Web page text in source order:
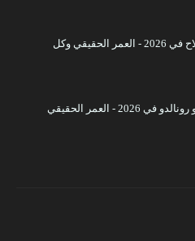
كم عمر محمد صلاح في 2026 - العمر الحقيقي وكل
كم عمر كريستيانو رونالدو في 2026 - العمر الحقيقي